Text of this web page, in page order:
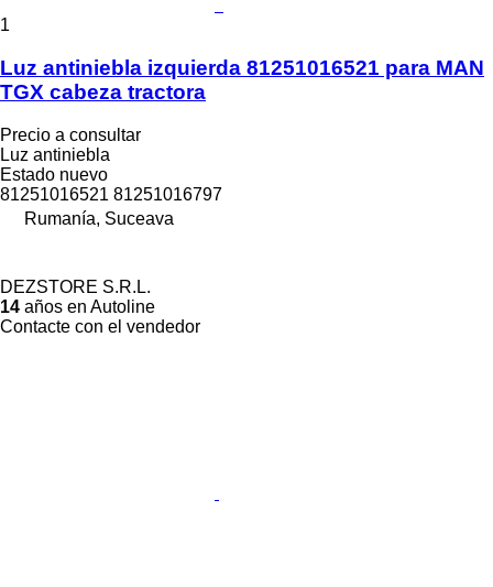
1
Luz antiniebla izquierda 81251016521 para MAN
TGX cabeza tractora
Precio a consultar
Luz antiniebla
Estado nuevo
81251016521 81251016797
Rumanía, Suceava
DEZSTORE S.R.L.
14 años en Autoline
Contacte con el vendedor